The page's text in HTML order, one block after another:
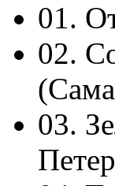
01.
02.
03.